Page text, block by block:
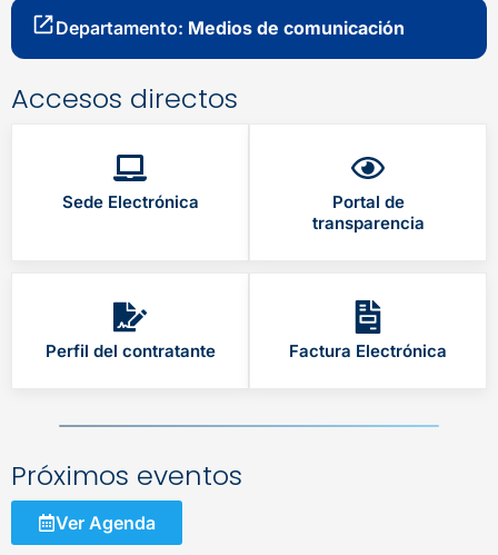
Departamento: Medios de comunicación
Accesos directos
Sede Electrónica
Portal de
transparencia
Perfil del contratante Factura Electrónica
Próximos eventos
Ver Agenda